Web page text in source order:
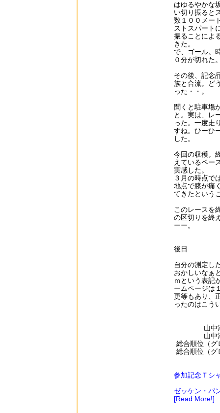
はゆるやかな
い切り振ると
数１００メー
ストスパート
振ることによ
きた。
で、ゴール。
０分が切れた
その後、記念
族と合流。ど
った・・。
聞くと駐車場
と。実は、レ
った。一度走
すね。ひーひ
した。
今回の収穫。
えているペー
実感した。
３月の時点で
地点で膝が痛
てきたという
このレースを
の区切りを終
ーー。
後日
自分の測定し
おかしいなぁ
ｍという表記
ームページは
更等もあり、
ったのはこう
山中
山中
総合順位（
総合順位（
参加記念Ｔシ
ゼッケン・パ
[Read More!]